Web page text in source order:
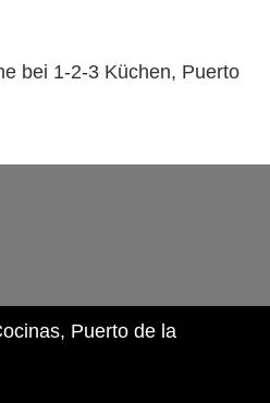
bei 1-2-3 Küchen, Puerto
Puerto de la